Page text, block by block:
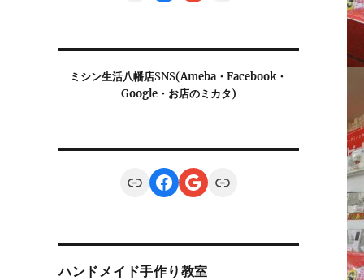
ミシン生活八幡店SNS(Ameba・Facebook・
Google・お店のミカタ)
LinkFacebook
Google
Link
ハンドメイド手作り教室